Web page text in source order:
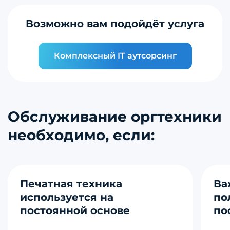
Возможно вам подойдёт услуга
Комплексный IT аутсорсинг
Обслуживание оргтехники
необходимо, если:
Печатная техника
используется на
постоянной основе